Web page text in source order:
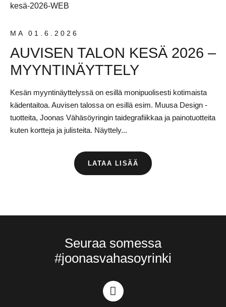
MA 01.6.2026
AUVISEN TALON KESÄ 2026 –
MYYNTINÄYTTELY
Kesän myyntinäyttelyssä on esillä monipuolisesti kotimaista
kädentaitoa. Auvisen talossa on esillä esim. Muusa Design -
tuotteita, Joonas Vähäsöyringin taidegrafiikkaa ja painotuotteita
kuten kortteja ja julisteita. Näyttely...
LATAA LISÄÄ
Seuraa somessa
#joonasvahasoyrinki